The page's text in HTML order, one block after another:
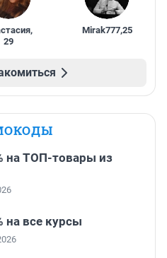
,
29
Mirak777,25
на ТОП-товары из
на все курсы